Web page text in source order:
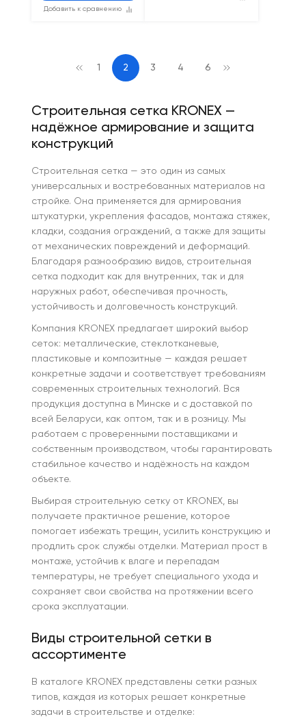
Добавить к сравнению
1 2 3 4 6
Строительная сетка KRONEX —
надёжное армирование и защита
конструкций
Строительная сетка — это один из самых
универсальных и востребованных материалов на
стройке. Она применяется для армирования
штукатурки, укрепления фасадов, монтажа стяжек,
кладки, создания ограждений, а также для защиты
от механических повреждений и деформаций.
Благодаря разнообразию видов, строительная
сетка подходит как для внутренних, так и для
наружных работ, обеспечивая прочность,
устойчивость и долговечность конструкций.
Компания KRONEX предлагает широкий выбор
сеток: металлические, стеклотканевые,
пластиковые и композитные — каждая решает
конкретные задачи и соответствует требованиям
современных строительных технологий. Вся
продукция доступна в Минске и с доставкой по
всей Беларуси, как оптом, так и в розницу. Мы
работаем с проверенными поставщиками и
собственным производством, чтобы гарантировать
стабильное качество и надёжность на каждом
объекте.
Выбирая строительную сетку от KRONEX, вы
получаете практичное решение, которое
помогает избежать трещин, усилить конструкцию и
продлить срок службы отделки. Материал прост в
монтаже, устойчив к влаге и перепадам
температуры, не требует специального ухода и
сохраняет свои свойства на протяжении всего
срока эксплуатации.
Виды строительной сетки в
ассортименте
В каталоге KRONEX представлены сетки разных
типов, каждая из которых решает конкретные
задачи в строительстве и отделке: